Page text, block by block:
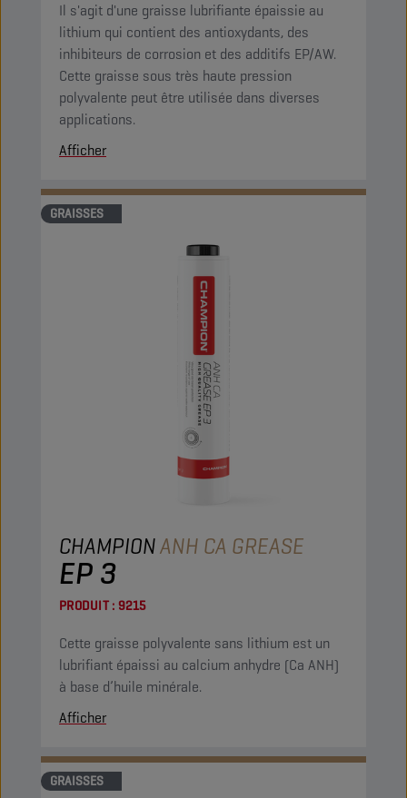
Il s'agit d'une graisse lubrifiante épaissie au
lithium qui contient des antioxydants, des
inhibiteurs de corrosion et des additifs EP/AW.
Cette graisse sous très haute pression
polyvalente peut être utilisée dans diverses
applications.
Afficher
GRAISSES
CHAMPIONANH CA GREASE
EP 3
PRODUIT : 9215
Cette graisse polyvalente sans lithium est un
lubrifiant épaissi au calcium anhydre (Ca ANH)
à base d’huile minérale.
Afficher
GRAISSES